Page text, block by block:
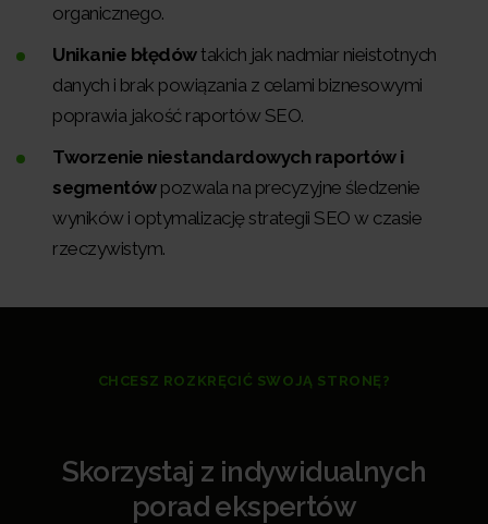
organicznego.
Unikanie błędówtakich jak nadmiar nieistotnych
danych i brak powiązania z celami biznesowymi
poprawia jakość raportów SEO.
Tworzenie niestandardowych raportów i
segmentówpozwala na precyzyjne śledzenie
wyników i optymalizację strategii SEO w czasie
rzeczywistym.
CHCESZ ROZKRĘCIĆ SWOJĄ STRONĘ?
Skorzystaj z indywidualnych
porad ekspertów